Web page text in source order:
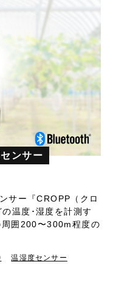
ンサー
サー『CROPP（クロ
温度･湿度を計測す
囲200〜300m程度の
温湿度センサー